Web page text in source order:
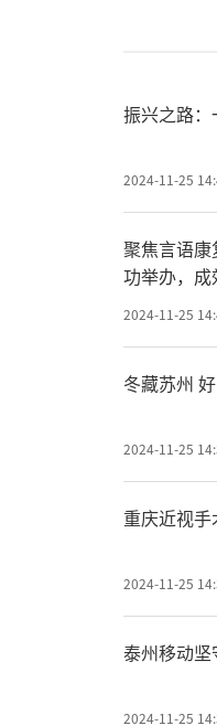
振兴之路：
2024-11-25
聚焦言语
功举办，成
2024-11-25
冬藏苏州
2024-11-25
重庆近视
2024-11-25
泰州移动
2024-11-25